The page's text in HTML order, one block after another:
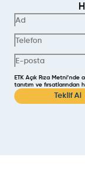
ETK Açık Rıza
tanıtım ve
Teklif Al